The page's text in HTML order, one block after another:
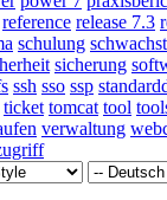
reference release 7.3
schulung
sicherung
ssh sso ssp
ticket tomcat tool
verwaltung